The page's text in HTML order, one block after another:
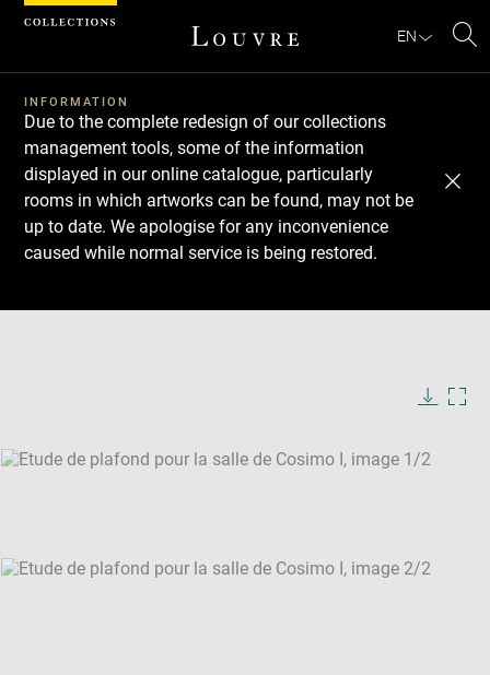
EN
INFORMATION
Due to the complete redesign of our collections
management tools, some of the information
displayed in our online catalogue, particularly
rooms in which artworks can be found, may not be
up to date. We apologise for any inconvenience
caused while normal service is being restored.
SKIP IMAGE CAROUSEL
Download
Next
Previous
Cookies management panel